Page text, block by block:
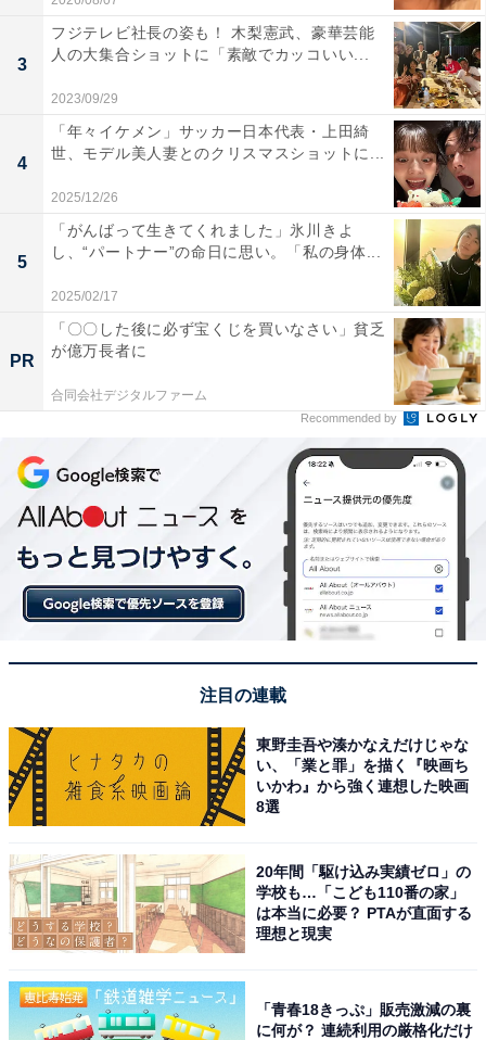
3
フジテレビ社長の姿も！ 木梨憲武、豪華芸能
人の大集合ショットに「素敵でカッコいい...
2023/09/29
4
「年々イケメン」サッカー日本代表・上田綺
世、モデル美人妻とのクリスマスショットに...
2025/12/26
5
「がんばって生きてくれました」氷川きよ
し、“パートナー”の命日に思い。「私の身体...
2025/02/17
PR
「〇〇した後に必ず宝くじを買いなさい」貧乏
が億万長者に
合同会社デジタルファーム
Recommended by
注目の連載
東野圭吾や湊かなえだけじゃな
い、「業と罪」を描く『映画ち
いかわ』から強く連想した映画
8選
20年間「駆け込み実績ゼロ」の
学校も…「こども110番の家」
は本当に必要？ PTAが直面する
理想と現実
「青春18きっぷ」販売激減の裏
に何が？ 連続利用の厳格化だけ